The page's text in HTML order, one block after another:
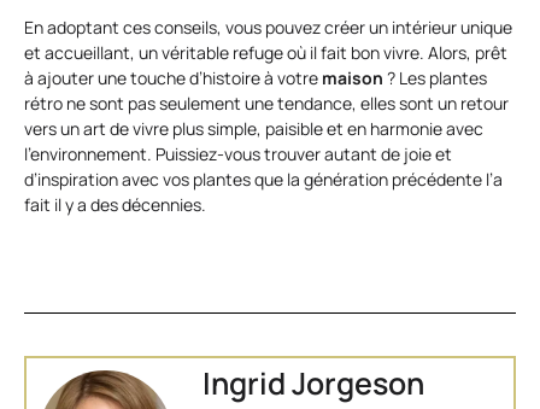
En adoptant ces conseils, vous pouvez créer un intérieur unique
et accueillant, un véritable refuge où il fait bon vivre. Alors, prêt
à ajouter une touche d’histoire à votre maison ? Les plantes
rétro ne sont pas seulement une tendance, elles sont un retour
vers un art de vivre plus simple, paisible et en harmonie avec
l’environnement. Puissiez-vous trouver autant de joie et
d’inspiration avec vos plantes que la génération précédente l’a
fait il y a des décennies.
Ingrid Jorgeson